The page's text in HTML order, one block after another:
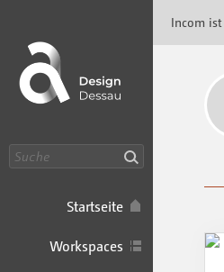
Startseite
Workspaces
Incom